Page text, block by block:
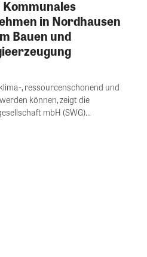
in Nordhausen
Bauen und
, ressourcenschonend und
können, zeigt die
mbH (SWG)...